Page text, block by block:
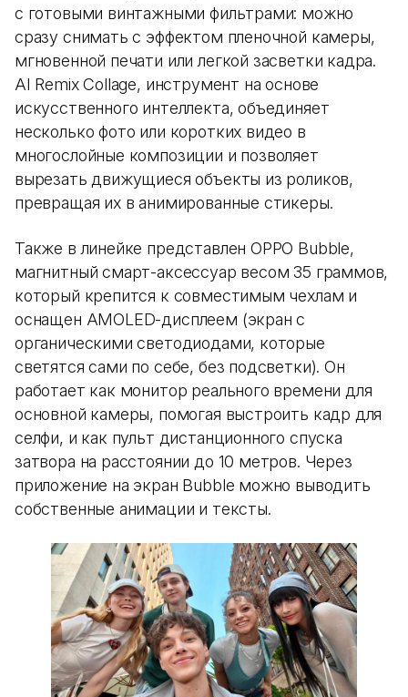
с готовыми винтажными фильтрами: можно
сразу снимать с эффектом пленочной камеры,
мгновенной печати или легкой засветки кадра.
AI Remix Collage, инструмент на основе
искусственного интеллекта, объединяет
несколько фото или коротких видео в
многослойные композиции и позволяет
вырезать движущиеся объекты из роликов,
превращая их в анимированные стикеры.
Также в линейке представлен OPPO Bubble,
магнитный смарт-аксессуар весом 35 граммов,
который крепится к совместимым чехлам и
оснащен AMOLED-дисплеем (экран с
органическими светодиодами, которые
светятся сами по себе, без подсветки). Он
работает как монитор реального времени для
основной камеры, помогая выстроить кадр для
селфи, и как пульт дистанционного спуска
затвора на расстоянии до 10 метров. Через
приложение на экран Bubble можно выводить
собственные анимации и тексты.